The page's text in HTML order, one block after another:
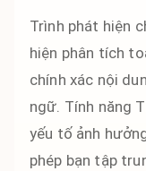
Trình phát hiện
hiện phân tích
chính xác nội
ngữ. Tính năng
yếu tố ảnh
phép bạn tập